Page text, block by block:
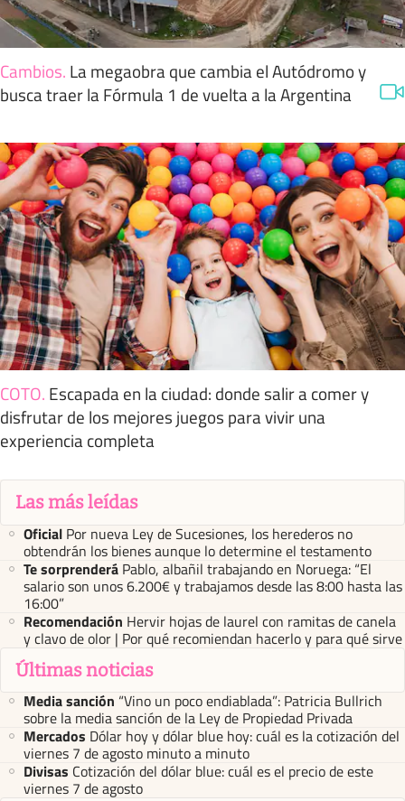
Cambios. La megaobra que cambia el Autódromo y
busca traer la Fórmula 1 de vuelta a la Argentina
COTO. Escapada en la ciudad: donde salir a comer y
disfrutar de los mejores juegos para vivir una
experiencia completa
Las más leídas
Oficial Por nueva Ley de Sucesiones, los herederos no
obtendrán los bienes aunque lo determine el testamento
Te sorprenderá Pablo, albañil trabajando en Noruega: “El
salario son unos 6.200€ y trabajamos desde las 8:00 hasta las
16:00”
Recomendación Hervir hojas de laurel con ramitas de canela
y clavo de olor | Por qué recomiendan hacerlo y para qué sirve
Últimas noticias
Media sanción “Vino un poco endiablada”: Patricia Bullrich
sobre la media sanción de la Ley de Propiedad Privada
Mercados Dólar hoy y dólar blue hoy: cuál es la cotización del
viernes 7 de agosto minuto a minuto
Divisas Cotización del dólar blue: cuál es el precio de este
viernes 7 de agosto